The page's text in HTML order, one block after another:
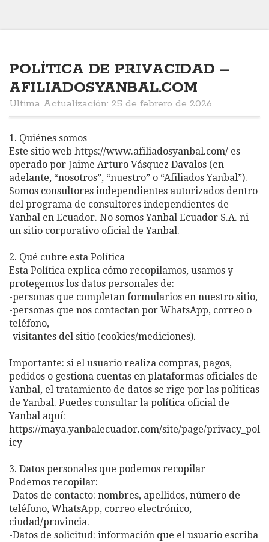
POLÍTICA DE PRIVACIDAD –
AFILIADOSYANBAL.COM
Ultima Actualización: 25 de febrero de 2026
1. Quiénes somos
Este sitio web https://www.afiliadosyanbal.com/ es
operado por Jaime Arturo Vásquez Davalos (en
adelante, “nosotros”, “nuestro” o “Afiliados Yanbal”).
Somos consultores independientes autorizados dentro
del programa de consultores independientes de
Yanbal en Ecuador. No somos Yanbal Ecuador S.A. ni
un sitio corporativo oficial de Yanbal.
2. Qué cubre esta Política
Esta Política explica cómo recopilamos, usamos y
protegemos los datos personales de:
-personas que completan formularios en nuestro sitio,
-personas que nos contactan por WhatsApp, correo o
teléfono,
-visitantes del sitio (cookies/mediciones).
Importante: si el usuario realiza compras, pagos,
pedidos o gestiona cuentas en plataformas oficiales de
Yanbal, el tratamiento de datos se rige por las políticas
de Yanbal. Puedes consultar la política oficial de
Yanbal aquí:
https://maya.yanbalecuador.com/site/page/privacy_pol
icy
3. Datos personales que podemos recopilar
Podemos recopilar:
-Datos de contacto: nombres, apellidos, número de
teléfono, WhatsApp, correo electrónico,
ciudad/provincia.
-Datos de solicitud: información que el usuario escriba